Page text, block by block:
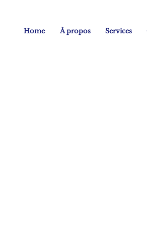
Home À propos Services